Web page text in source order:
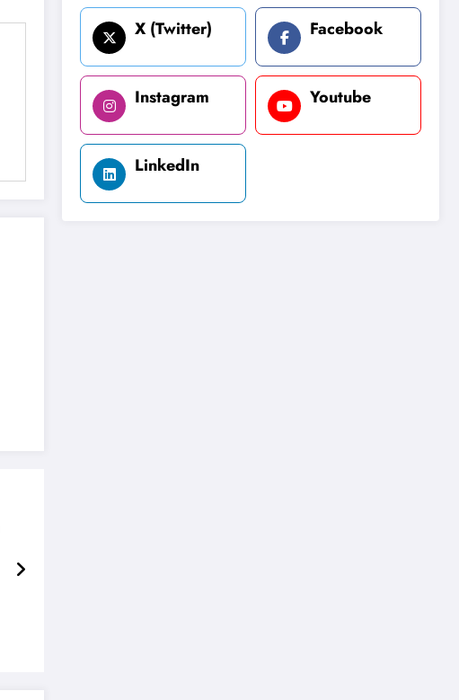
X (Twitter) Facebook
Instagram Youtube
LinkedIn